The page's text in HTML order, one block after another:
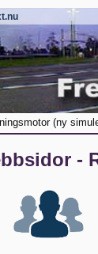
(ny
-